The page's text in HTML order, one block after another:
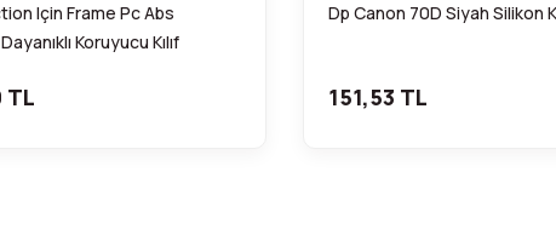
Için Frame Pc Abs
Koruyucu Kılıf
TL
Dp Canon 70D Siyah Silikon
151,53 TL